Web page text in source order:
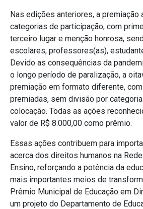
Nas edições anteriores, a premiação
categorias de participação, com
terceiro lugar e menção honrosa,
escolares, professores(as),
Devido as consequências da
o longo período de paralização, a
premiação em formato diferente,
premiadas, sem divisão por
colocação. Todas as ações
valor de R$ 8.000,00 como prêmio.
Essas ações contribuem para
acerca dos direitos humanos na
Ensino, reforçando a potência da
mais importantes meios de
Prêmio Municipal de Educação em
um projeto do Departamento de